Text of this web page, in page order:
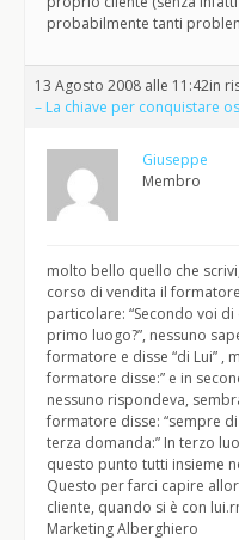
probabilmente tanti
13 Agosto 2008 alle 11:42in
– La chiave per conquistare
Giuseppe
Membro
molto bello quello che
corso di vendita il
particolare: “Secondo voi
primo luogo?”, nessuno
formatore e disse “di Lui” ,
formatore disse:” e in
nessuno rispondeva,
formatore disse: “sempre
terza domanda:” In terzo
questo punto tutti insieme
Questo per farci capire
cliente, quando si è con
Marketing Alberghiero